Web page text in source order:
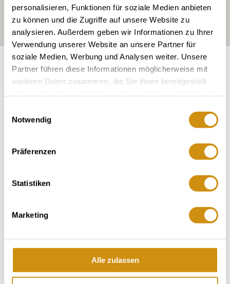
personalisieren, Funktionen für soziale Medien anbieten
zu können und die Zugriffe auf unsere Website zu
analysieren. Außerdem geben wir Informationen zu Ihrer
Verwendung unserer Website an unsere Partner für
soziale Medien, Werbung und Analysen weiter. Unsere
Partner führen diese Informationen möglicherweise mit
weiteren Daten zusammen, die Sie ihnen bereitgestellt
Notwendig
Präferenzen
Statistiken
Marketing
Alle zulassen
Flörsheim-Dalsheim
190-220 m
Blootstelling:Zuid naar Zuidoost
Gebied: Wonnegau
Burg Rodenstein
Individuele locatie: Hubacker